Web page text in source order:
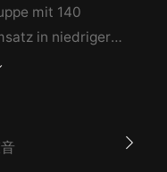
mit 140
in niedriger
Bewertung von
100 Millionen
gesteckt hat,
jeweils genau